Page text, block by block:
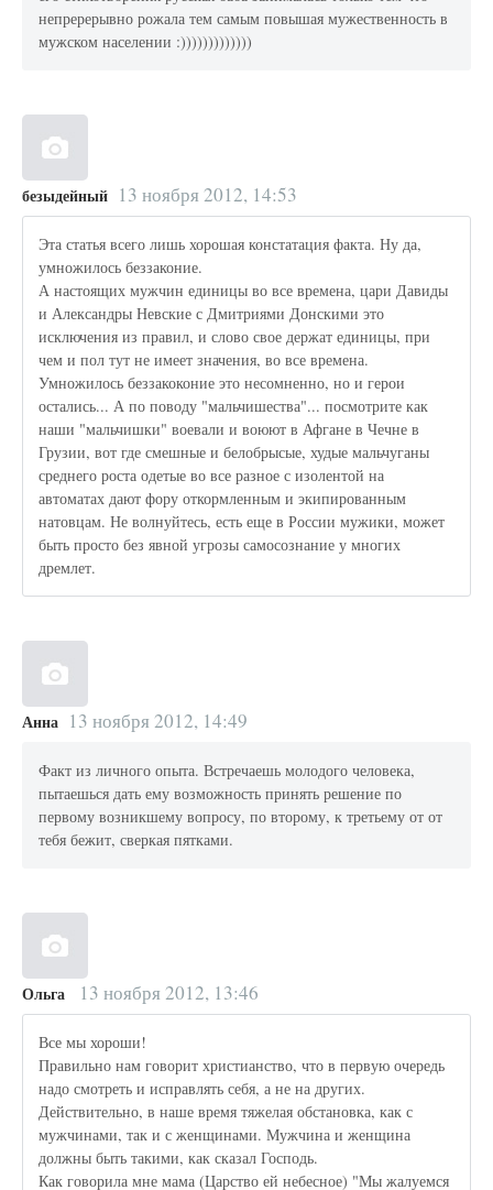
непререрывно рожала тем самым повышая мужественность в
мужском населении :)))))))))))))
безыдейный 13 ноября 2012, 14:53
Эта статья всего лишь хорошая констатация факта. Ну да,
умножилось беззаконие.
А настоящих мужчин единицы во все времена, цари Давиды
и Александры Невские с Дмитриями Донскими это
исключения из правил, и слово свое держат единицы, при
чем и пол тут не имеет значения, во все времена.
Умножилось беззакоконие это несомненно, но и герои
остались... А по поводу "мальчишества"... посмотрите как
наши "мальчишки" воевали и воюют в Афгане в Чечне в
Грузии, вот где смешные и белобрысые, худые мальчуганы
среднего роста одетые во все разное с изолентой на
автоматах дают фору откормленным и экипированным
натовцам. Не волнуйтесь, есть еще в России мужики, может
быть просто без явной угрозы самосознание у многих
дремлет.
Анна 13 ноября 2012, 14:49
Факт из личного опыта. Встречаешь молодого человека,
пытаешься дать ему возможность принять решение по
первому возникшему вопросу, по второму, к третьему от от
тебя бежит, сверкая пятками.
Ольга 13 ноября 2012, 13:46
Все мы хороши!
Правильно нам говорит христианство, что в первую очередь
надо смотреть и исправлять себя, а не на других.
Действительно, в наше время тяжелая обстановка, как с
мужчинами, так и с женщинами. Мужчина и женщина
должны быть такими, как сказал Господь.
Как говорила мне мама (Царство ей небесное) "Мы жалуемся